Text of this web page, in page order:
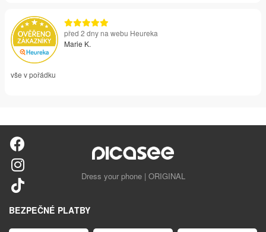
před 2 dny na webu Heureka
Marie K.
vše v pořádku
Dress your phone | ORIGINAL
BEZPEČNÉ PLATBY